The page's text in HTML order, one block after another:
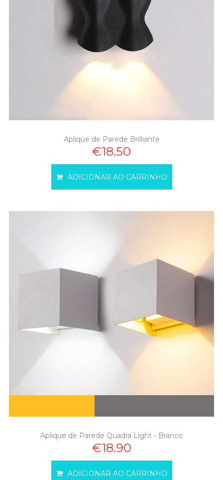
Aplique de Parede Brilliante
€18.50
ADICIONAR AO CARRINHO
Aplique de Parede Quadra Light - Branco
€18.90
ADICIONAR AO CARRINHO